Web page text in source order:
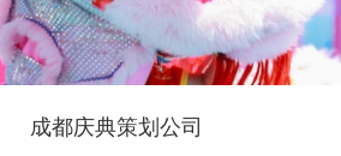
成都庆典策划公司